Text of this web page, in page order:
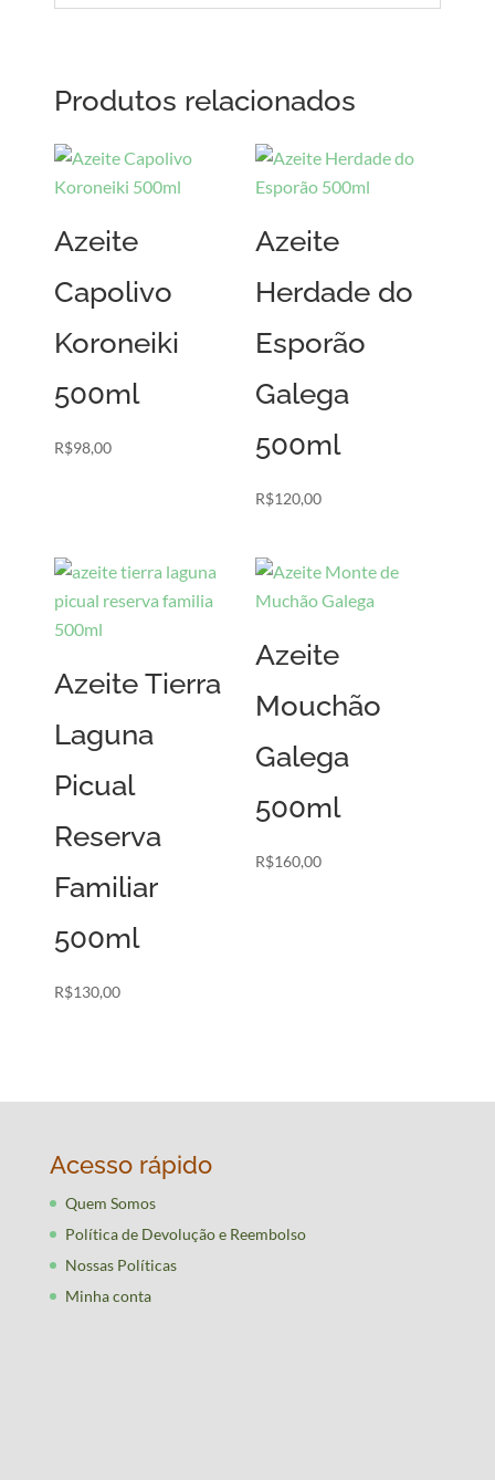
Produtos relacionados
Azeite
Capolivo
Koroneiki
500ml
R$98,00
Azeite
Herdade do
Esporão
Galega
500ml
R$120,00
Azeite Tierra
Laguna
Picual
Reserva
Familiar
500ml
R$130,00
Azeite
Mouchão
Galega
500ml
R$160,00
Acesso rápido
Quem Somos
Política de Devolução e Reembolso
Nossas Políticas
Minha conta